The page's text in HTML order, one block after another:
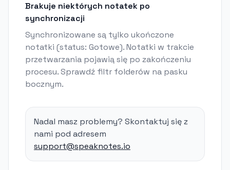
Brakuje niektórych notatek po
synchronizacji
Synchronizowane są tylko ukończone
notatki (status: Gotowe). Notatki w trakcie
przetwarzania pojawią się po zakończeniu
procesu. Sprawdź filtr folderów na pasku
bocznym.
Nadal masz problemy? Skontaktuj się z
nami pod adresem
support@speaknotes.io